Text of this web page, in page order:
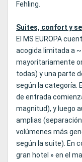
Fehling.
Suites, confort y
El MS EUROPA
acogida limitada a
mayoritariamente
todas) y una parte
según la categoría.
de entrada
magnitud), y luego
amplias
volúmenes más
según la suite). En
gran hotel » en el